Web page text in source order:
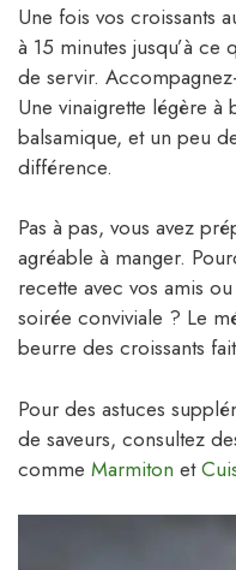
Une fois vos croissants
à 15 minutes jusqu’à ce
de servir.
Une vinaigrette légère à
balsamique, et un peu
différence.
Pas à pas, vous avez
agréable à manger.
recette avec vos amis
soirée conviviale ? Le
beurre des croissants
Pour des astuces
de saveurs, consultez
comme Marmiton et